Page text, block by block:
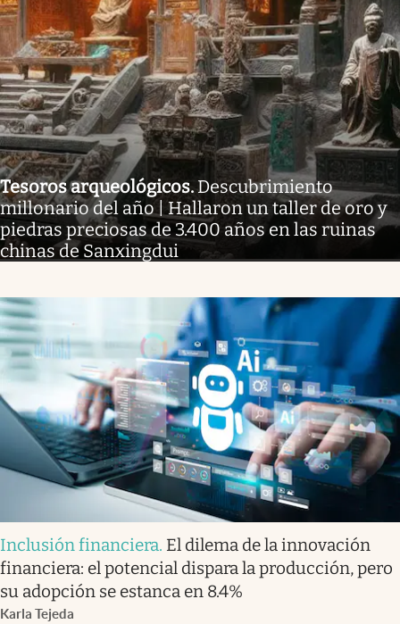
Tesoros arqueológicos.Descubrimiento
millonario del año | Hallaron un taller de oro y
piedras preciosas de 3.400 años en las ruinas
chinas de Sanxingdui
Inclusión financiera. El dilema de la innovación
financiera: el potencial dispara la producción, pero
su adopción se estanca en 8.4%
Karla Tejeda